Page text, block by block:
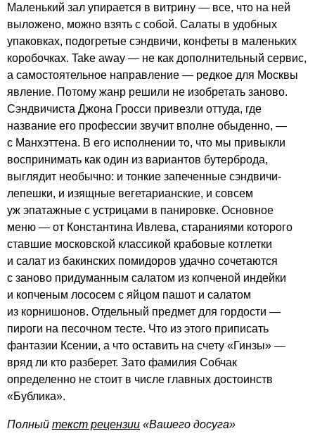
Маленький зал упирается в витрину — все, что на ней
выложено, можно взять с собой. Салаты в удобных
упаковках, подогретые сэндвичи, конфеты в маленьких
коробочках. Take away — не как дополнительный сервис,
а самостоятельное направление — редкое для Москвы
явление. Потому жанр решили не изобретать заново.
Сэндвичиста Джона Гросси привезли оттуда, где
название его профессии звучит вполне обыденно, —
с Манхэттена. В его исполнении то, что мы привыкли
воспринимать как один из вариантов бутерброда,
выглядит необычно: и тонкие запеченные сэндвичи-
лепешки, и изящные вегетарианские, и совсем
уж эпатажные с устрицами в панировке. Основное
меню — от Константина Ивлева, стараниями которого
ставшие московской классикой крабовые котлетки
и салат из бакинских помидоров удачно сочетаются
с заново придуманным салатом из копченой индейки
и копченым лососем с яйцом пашот и салатом
из корнишонов. Отдельный предмет для гордости —
пироги на песочном тесте. Что из этого приписать
фантазии Ксении, а что оставить на счету «Гинзы» —
вряд ли кто разберет. Зато фамилия Собчак
определенно не стоит в числе главных достоинств
«Бублика».
Полный текст рецензии «Вашего досуга»